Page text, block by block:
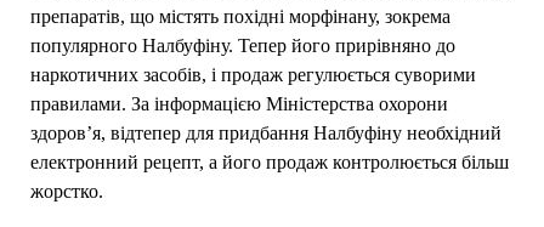
препаратів, що містять похідні морфінану, зокрема
популярного Налбуфіну. Тепер його прирівняно до
наркотичних засобів, і продаж регулюється суворими
правилами. За інформацією Міністерства охорони
здоров’я, відтепер для придбання Налбуфіну необхідний
електронний рецепт, а його продаж контролюється більш
жорстко.